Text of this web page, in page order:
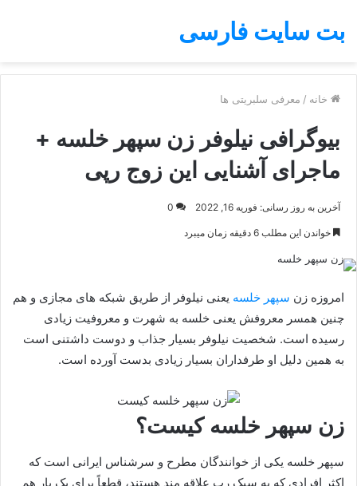
بت سایت فارسی
خانه / معرفی سلبریتی ها
بیوگرافی نیلوفر زن سپهر خلسه +
ماجرای آشنایی این زوج رپی
آخرین به روز رسانی: فوریه 16, 2022 0
خواندن این مطلب 6 دقیقه زمان میبرد
امروزه زن سپهر خلسه یعنی نیلوفر از طریق شبکه‌ های مجازی و هم
چنین همسر معروفش یعنی خلسه به شهرت و معروفیت زیادی
رسیده است. شخصیت نیلوفر بسیار جذاب و دوست داشتنی است
به همین دلیل او طرفداران بسیار زیادی بدست آورده است.
زن سپهر خلسه کیست؟
سپهر خلسه یکی از خوانندگان مطرح و سرشناس ایرانی است که
اکثر افرادی که به سبک رپ علاقه‌ مند هستند، قطعاً برای یک بار هم